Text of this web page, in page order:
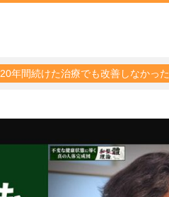
20年間続けた治療でも改善しなかっ